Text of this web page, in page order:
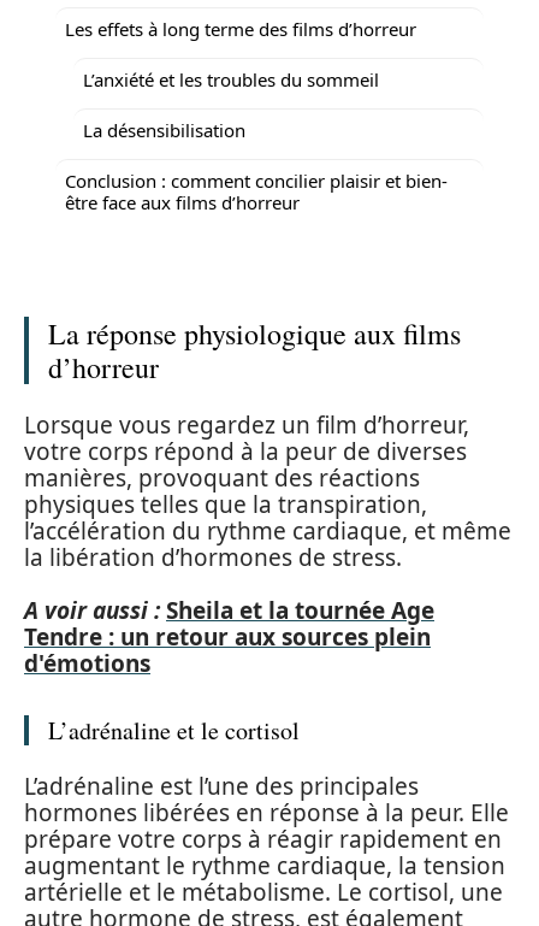
Les effets à long terme des films d’horreur
L’anxiété et les troubles du sommeil
La désensibilisation
Conclusion : comment concilier plaisir et bien-
être face aux films d’horreur
La réponse physiologique aux films
d’horreur
Lorsque vous regardez un film d’horreur,
votre corps répond à la peur de diverses
manières, provoquant des réactions
physiques telles que la transpiration,
l’accélération du rythme cardiaque, et même
la libération d’hormones de stress.
A voir aussi :Sheila et la tournée Age
Tendre : un retour aux sources plein
d'émotions
L’adrénaline et le cortisol
L’adrénaline est l’une des principales
hormones libérées en réponse à la peur. Elle
prépare votre corps à réagir rapidement en
augmentant le rythme cardiaque, la tension
artérielle et le métabolisme. Le cortisol, une
autre hormone de stress, est également